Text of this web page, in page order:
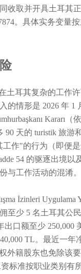
收取并开具土耳其正
。具体实务变量
土耳其复杂的工作
情形是 2026 年 1
Kararı
天的 turistik 旅游
作"的行为（即便是
54 的驱逐出境以
与工作活动的混淆。
İzinleri Uygulama
至少 5 名土耳其公
口额至少 250,000
TL。最近一年
外籍股东也免除该
资标准按职业类别